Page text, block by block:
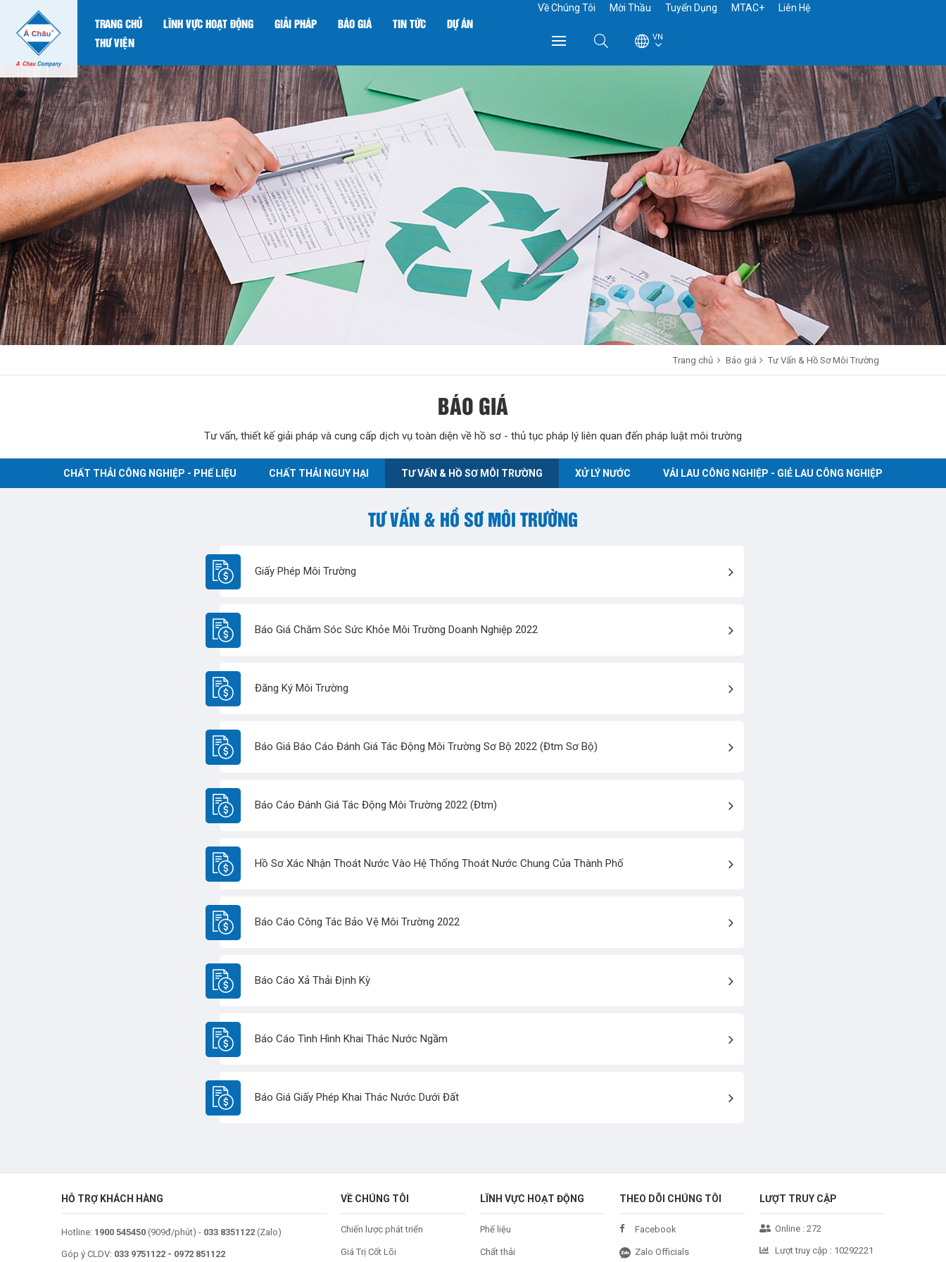
TRANG CHỦ LĨNH VỰC HOẠT ĐỘNG GIẢI PHÁP BÁO GIÁ TIN TỨC
DỰ ÁN
THƯ VIỆN
Về Chúng Tôi Mời Thầu Tuyển Dụng MTAC+ Liên Hệ
VN
Trang chủ Báo giá Tư Vấn & Hồ Sơ Môi Trường
BÁO GIÁ
Tư vấn, thiết kế giải pháp và cung cấp dịch vụ toàn diện về hồ sơ - thủ tục pháp lý liên quan đến pháp luật môi trường
CHẤT THẢI CÔNG NGHIỆP - PHẾ LIỆU CHẤT THẢI NGUY HẠI TƯ VẤN & HỒ SƠ MÔI TRƯỜNG XỬ LÝ NƯỚC VẢI LAU CÔNG NGHIỆP - GIẺ LAU CÔNG NGHIỆP
TƯ VẤN & HỒ SƠ MÔI TRƯỜNG
Giấy Phép Môi Trường
Báo Giá Chăm Sóc Sức Khỏe Môi Trường Doanh Nghiệp 2022
Đăng Ký Môi Trường
Báo Giá Báo Cáo Đánh Giá Tác Động Môi Trường Sơ Bộ 2022 (Đtm Sơ Bộ)
Báo Cáo Đánh Giá Tác Động Môi Trường 2022 (Đtm)
Hồ Sơ Xác Nhận Thoát Nước Vào Hệ Thống Thoát Nước Chung Của Thành Phố
Báo Cáo Công Tác Bảo Vệ Môi Trường 2022
Báo Cáo Xả Thải Định Kỳ
Báo Cáo Tình Hình Khai Thác Nước Ngầm
Báo Giá Giấy Phép Khai Thác Nước Dưới Đất
HỖ TRỢ KHÁCH HÀNG
Hotline: 1900 545450 (909đ/phút) - 033 8351122 (Zalo)
Góp ý CLDV: 033 9751122 - 0972 851122
VỀ CHÚNG TÔI
Chiến lược phát triển
Giá Trị Cốt Lõi
LĨNH VỰC HOẠT ĐỘNG
Phế liệu
Chất thải
THEO DÕI CHÚNG TÔI
Facebook
Zalo Officials
LƯỢT TRUY CẬP
Online : 272
Lượt truy cập : 10292221